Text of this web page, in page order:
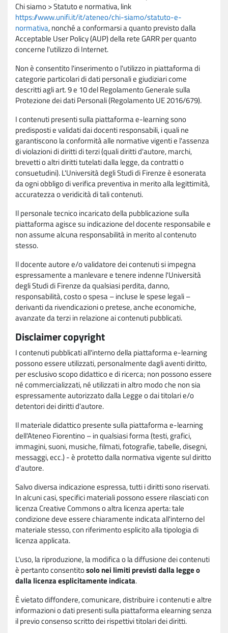
Chi siamo > Statuto e normativa, link
https://www.unifi.it/it/ateneo/chi-siamo/statuto-e-
normativa, nonché a conformarsi a quanto previsto dalla
Acceptable User Policy (AUP) della rete GARR per quanto
concerne l'utilizzo di Internet.
Non è consentito l'inserimento o l'utilizzo in piattaforma di
categorie particolari di dati personali e giudiziari come
descritti agli art. 9 e 10 del Regolamento Generale sulla
Protezione dei dati Personali (Regolamento UE 2016/679).
I contenuti presenti sulla piattaforma e-learning sono
predisposti e validati dai docenti responsabili, i quali ne
garantiscono la conformità alle normative vigenti e l'assenza
di violazioni di diritti di terzi (quali diritti d'autore, marchi,
brevetti o altri diritti tutelati dalla legge, da contratti o
consuetudini). L'Università degli Studi di Firenze è esonerata
da ogni obbligo di verifica preventiva in merito alla legittimità,
accuratezza o veridicità di tali contenuti.
Il personale tecnico incaricato della pubblicazione sulla
piattaforma agisce su indicazione del docente responsabile e
non assume alcuna responsabilità in merito al contenuto
stesso.
Il docente autore e/o validatore dei contenuti si impegna
espressamente a manlevare e tenere indenne l'Università
degli Studi di Firenze da qualsiasi perdita, danno,
responsabilità, costo o spesa – incluse le spese legali –
derivanti da rivendicazioni o pretese, anche economiche,
avanzate da terzi in relazione ai contenuti pubblicati.
Disclaimer copyright
I contenuti pubblicati all'interno della piattaforma e-learning
possono essere utilizzati, personalmente dagli aventi diritto,
per esclusivo scopo didattico e di ricerca; non possono essere
né commercializzati, né utilizzati in altro modo che non sia
espressamente autorizzato dalla Legge o dai titolari e/o
detentori dei diritti d'autore.
Il materiale didattico presente sulla piattaforma e-learning
dell'Ateneo Fiorentino – in qualsiasi forma (testi, grafici,
immagini, suoni, musiche, filmati, fotografie, tabelle, disegni,
messaggi, ecc.) - è protetto dalla normativa vigente sul diritto
d'autore.
Salvo diversa indicazione espressa, tutti i diritti sono riservati.
In alcuni casi, specifici materiali possono essere rilasciati con
licenza Creative Commons o altra licenza aperta: tale
condizione deve essere chiaramente indicata all'interno del
materiale stesso, con riferimento esplicito alla tipologia di
licenza applicata.
L'uso, la riproduzione, la modifica o la diffusione dei contenuti
è pertanto consentitosolo nei limiti previsti dalla legge o
dalla licenza esplicitamente indicata.
È vietato diffondere, comunicare, distribuire i contenuti e altre
informazioni o dati presenti sulla piattaforma elearning senza
il previo consenso scritto dei rispettivi titolari dei diritti.